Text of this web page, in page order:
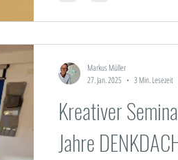
Kreativer
Jahre
Markus Müller
27. Jan. 2025
3 Min. Lesezeit